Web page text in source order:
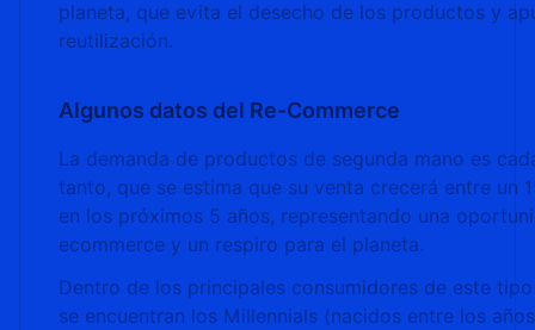
planeta, que evita el desecho de los productos y
reutilización.
Algunos datos del Re-Commerce
La demanda de productos de segunda mano es
tanto, que se estima que su venta crecerá entre un
en los próximos 5 años, representando una
ecommerce y un respiro para el planeta.
Dentro de los principales consumidores de este
se encuentran los Millennials (nacidos entre los